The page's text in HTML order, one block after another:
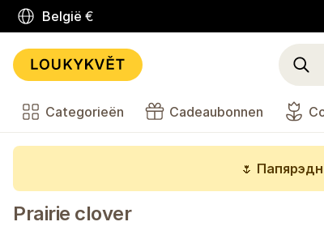
België €
Categorieën Cadeaubonnen
🌷
Prairie clover